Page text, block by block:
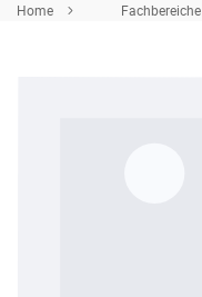
Home Fachbereiche